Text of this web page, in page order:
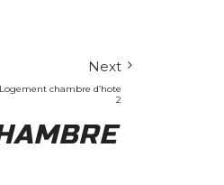
Next
Logement chambre d’hote
2